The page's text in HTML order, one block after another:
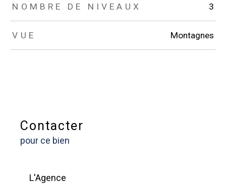
NOMBRE DE NIVEAUX 3
VUE Montagnes
Contacter
pour ce bien
L'Agence